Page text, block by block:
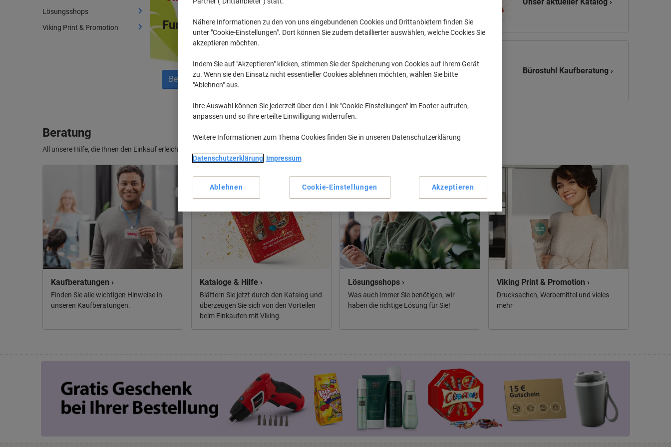
Lösungsshops
Viking Print & Promotion
Fur einen grüneren Arbeitsplatz
Besuchen unseren Eco Shop
Bürostuhl Kaufberatung ›
Beratung
All unsere Hilfe, die Ihnen den Einkauf erleichtern.
Kaufberatungen ›
Finden Sie alle wichtigen Hinweise in
unseren Kaufberatungen.
Kataloge & Hilfe ›
Blättern Sie jetzt durch den Katalog und
überzeugen Sie sich von den Vorteilen
beim Einkaufen mit Viking.
Lösungsshops ›
Was auch immer Sie benötigen, wir
haben die richtige Lösung für Sie!
Viking Print & Promotion ›
Drucksachen, Werbemittel und vieles
mehr
Nähere Informationen zu den von uns eingebundenen Cookies und Drittanbietern finden Sie
unter "Cookie-Einstellungen". Dort können Sie zudem detaillierter auswählen, welche Cookies Sie
akzeptieren möchten.
Indem Sie auf "Akzeptieren" klicken, stimmen Sie der Speicherung von Cookies auf Ihrem Gerät
zu. Wenn sie den Einsatz nicht essentieller Cookies ablehnen möchten, wählen Sie bitte
"Ablehnen" aus.
Ihre Auswahl können Sie jederzeit über den Link "Cookie-Einstellungen" im Footer aufrufen,
anpassen und so Ihre erteilte Einwilligung widerrufen.
Weitere Informationen zum Thema Cookies finden Sie in unseren Datenschutzerklärung
Datenschutzerklärung Impressum
Cookie-Einstellungen
Ablehnen Akzeptieren